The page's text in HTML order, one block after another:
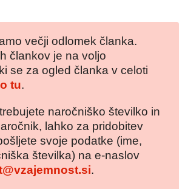
večji odlomek članka.
člankov je na voljo
se za ogled članka v celoti
tu.
naročniško številko in
lahko za pridobitev
svoje podatke (ime,
številka) na e-naslov
.